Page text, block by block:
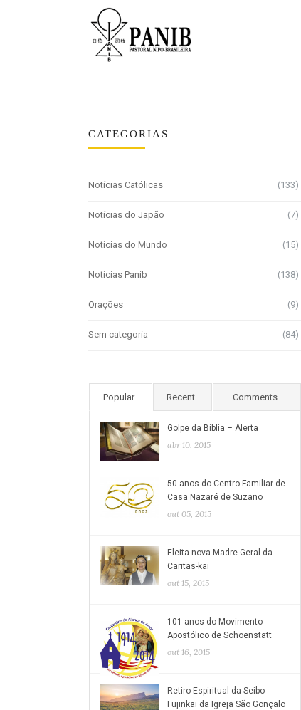
CATEGORIAS
Notícias Católicas (133)
Notícias do Japão (7)
Notícias do Mundo (15)
Notícias Panib (138)
Orações (9)
Sem categoria (84)
Popular Recent Comments
Golpe da Bíblia – Alerta
abr 10, 2015
50 anos do Centro Familiar de
Casa Nazaré de Suzano
out 05, 2015
Eleita nova Madre Geral da
Caritas-kai
out 15, 2015
101 anos do Movimento
Apostólico de Schoenstatt
out 16, 2015
Retiro Espiritual da Seibo
Fujinkai da Igreja São Gonçalo